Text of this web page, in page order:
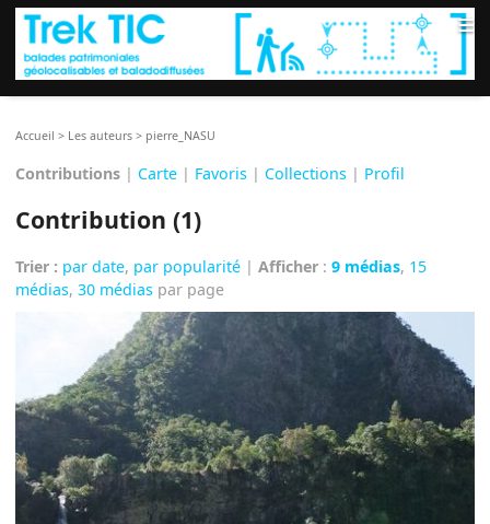
≡
Accueil > Les auteurs > pierre_NASU
Contributions | Carte | Favoris | Collections | Profil
Contribution (1)
Trier : par date, par popularité |Afficher :9 médias, 15
médias,30 médias par page